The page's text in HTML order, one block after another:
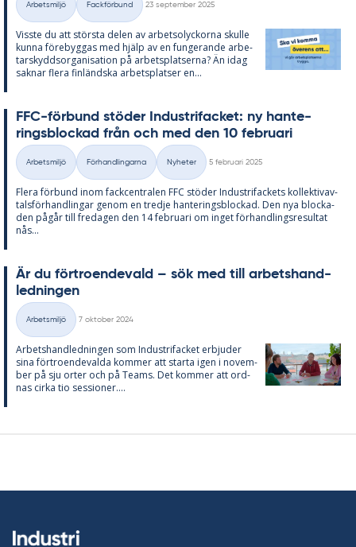
Kategorier
Arbetsmiljö Fackförbund
23 september 2025
Viss­te du att störs­ta de­len av ar­betso­lyc­kor­na skul­le
kun­na fö­re­byg­gas med hjälp av en fun­ge­ran­de ar­be­
tar­skydds­or­ga­ni­sa­tion på ar­bets­plat­ser­na? Än idag
sak­nar fle­ra fin­länds­ka ar­bets­plat­ser en...
FFC-för­bund stö­der In­du­stri­fac­ket: ny han­te­
rings­bloc­kad från och med den 10 feb­ru­ari
Kategorier
Arbetsmiljö Förhandlingarna Nyheter
5 februari 2025
Fle­ra för­bund inom fack­cen­tra­len FFC stö­der In­du­stri­fac­kets kol­lek­tivav­
tals­för­hand­ling­ar ge­nom en tred­je han­te­rings­bloc­kad. Den nya bloc­ka­
den på­går till fre­da­gen den 14 feb­ru­ari om in­g­et för­hand­lings­re­sul­tat
nås...
Är du för­tro­en­de­vald – sök med till ar­bets­hand­
led­ning­en
Kategorier
Arbetsmiljö
7 oktober 2024
Ar­bets­hand­led­ning­en som In­du­stri­fac­ket er­bju­der
sina för­tro­en­de­val­da kom­mer att star­ta igen i no­vem­
ber på sju or­ter och på Teams. Det kom­mer att ord­
nas cir­ka tio ses­sio­ner....